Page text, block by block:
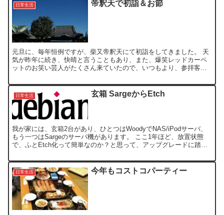
日常生活 帝釈天で初詣＆お節
元旦に、毎年恒例ですが、柴又帝釈天にて初詣をしてきました。 天
気が昨年に続き、快晴と言うこともあり、また、爆笑レッドカーペ
ットのお笑い芸人がたくさん来ていたので、いつもより、参拝客が
日常生活 玄箱 SargeからEtch
我が家には、玄箱2台があり、ひとつはWoodyでNAS/iPodサーバ、
もう一つはSargeのサーバ機があります。 ここ1年ほど、放置状態
で、ふとEtch化って簡単なのか？と思って、アップグレードに踏み
日常生活 今年もコストコパーティー